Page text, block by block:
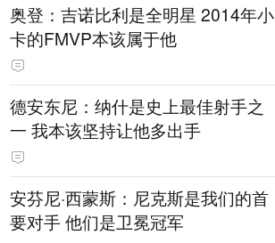
奥登：吉诺比利是全明星 2014年小
卡的FMVP本该属于他
德安东尼：纳什是史上最佳射手之
一 我本该坚持让他多出手
安芬尼·西蒙斯：尼克斯是我们的首
要对手 他们是卫冕冠军